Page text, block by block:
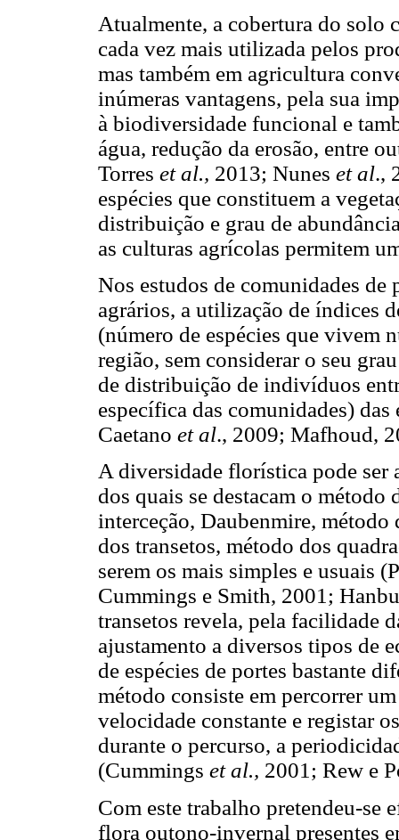
Atualmente, a cobertura do solo
cada vez mais utilizada pelos
mas também em agricultura
inúmeras vantagens, pela sua
à biodiversidade funcional e
água, redução da erosão, entre
Torres et al., 2013; Nunes et al.,
espécies que constituem a
distribuição e grau de
as culturas agrícolas permitem
Nos estudos de comunidades de
agrários, a utilização de índices
(número de espécies que vivem
região, sem considerar o seu
de distribuição de indivíduos
específica das comunidades)
Caetano et al., 2009; Mafhoud,
A diversidade florística pode ser
dos quais se destacam o
interceção, Daubenmire,
dos transetos, método dos
serem os mais simples e usuais
Cummings e Smith, 2001;
transetos revela, pela facilidade
ajustamento a diversos tipos de
de espécies de portes bastante
método consiste em percorrer
velocidade constante e registar
durante o percurso, a
(Cummings et al., 2001; Rew e
Com este trabalho pretendeu-se
flora outono-invernal presentes